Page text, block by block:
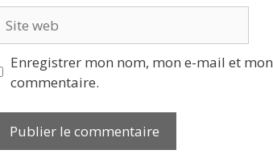
web
Enregistrer mon nom, mon e-mail et
commentaire.